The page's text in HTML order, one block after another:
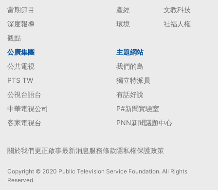
當期節目
深度報導
觀點
產經
文教科技
環境
社福人權
公廣集團
公共電視
PTS TW
公視台語台
中華電視公司
客家電視台
主題網站
我們的島
獨立特派員
有話好說
P#新聞實驗室
PNN新聞議題中心
關於我們更正啟事最新消息服務條款隱私權保護政策
Copyright © 2020 Public Television Service Foundation. All Rights
Reserved.